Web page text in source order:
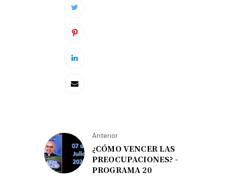
Anterior
¿CÓMO VENCER LAS
PREOCUPACIONES? -
PROGRAMA 20